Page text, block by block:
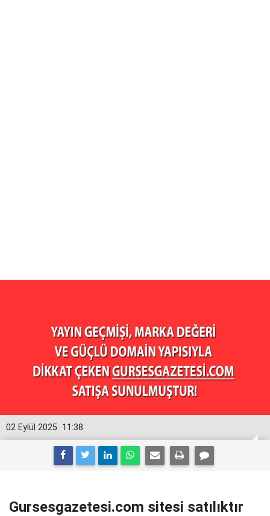
11:38
02 Eylül 2025
Gursesgazetesi.com sitesi satılıktır